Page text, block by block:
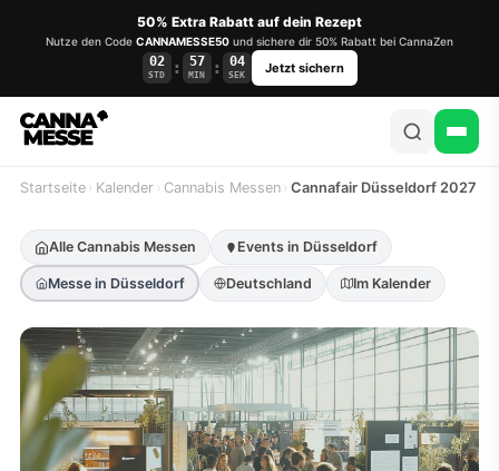
50% Extra Rabatt auf dein Rezept
Nutze den Code CANNAMESSE50 und sichere dir 50% Rabatt bei CannaZen
02
STD : 57
MIN : 04
SEK Jetzt sichern
Startseite › Kalender › Cannabis Messen › Cannafair Düsseldorf 2027
Alle Cannabis Messen Events in Düsseldorf
Messe in Düsseldorf Deutschland Im Kalender